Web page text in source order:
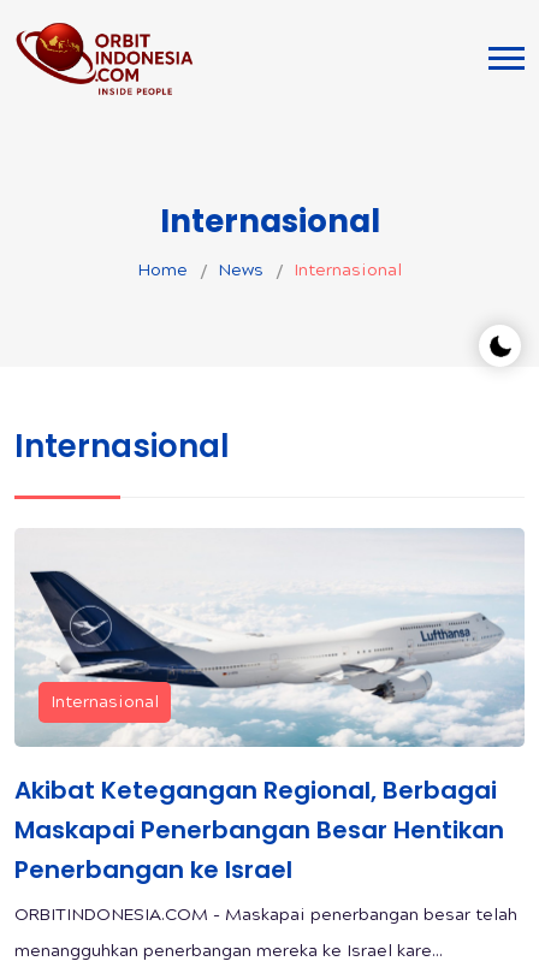
Internasional
Home News Internasional
Internasional
Internasional
Akibat Ketegangan Regional, Berbagai
Maskapai Penerbangan Besar Hentikan
Penerbangan ke Israel
ORBITINDONESIA.COM - Maskapai penerbangan besar telah
menangguhkan penerbangan mereka ke Israel kare...